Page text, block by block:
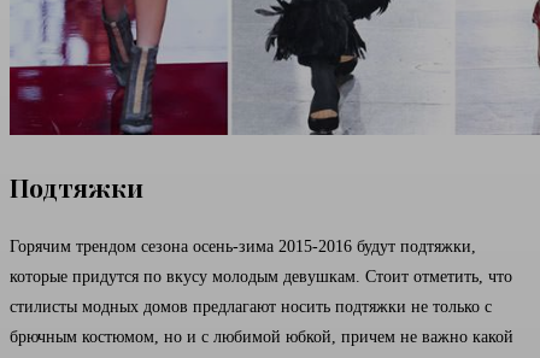
Подтяжки
Горячим трендом сезона осень-зима 2015-2016 будут подтяжки,
которые придутся по вкусу молодым девушкам. Стоит отметить, что
стилисты модных домов предлагают носить подтяжки не только с
брючным костюмом, но и с любимой юбкой, причем не важно какой